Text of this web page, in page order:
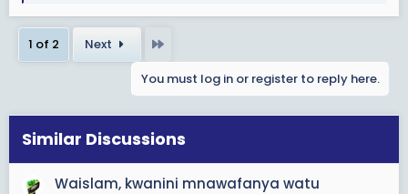
a
c
t
n
s
1 of 2 Next
You must log in or register to reply here.
Similar Discussions
Waislam, kwanini mnawafanya watu